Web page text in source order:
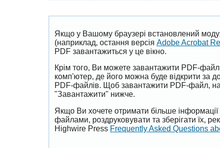
Якщо у Вашому браузері встановлений
(наприклад, остання версія Adobe Acrobat
PDF завантажиться у це вікно.
Крім того, Ви можете завантажити PDF-
комп'ютер, де його можна буде відкрити за
PDF-файлів. Щоб завантажити PDF-файл,
"Завантажити" нижче.
Якщо Ви хочете отримати більше
файлами, роздруковувати та зберігати їх,
Highwire Press Frequently Asked Questions